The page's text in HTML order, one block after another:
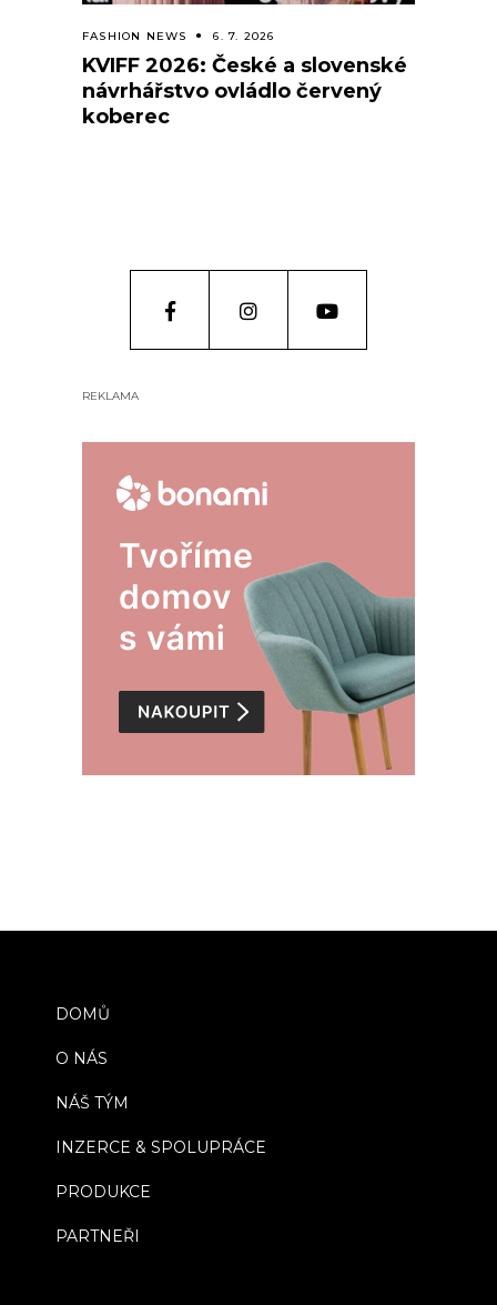
FASHION NEWS 6. 7. 2026
KVIFF 2026: České a slovenské
návrhářstvo ovládlo červený
koberec
REKLAMA
DOMŮ
O NÁS
NÁŠ TÝM
INZERCE & SPOLUPRÁCE
PRODUKCE
PARTNEŘI